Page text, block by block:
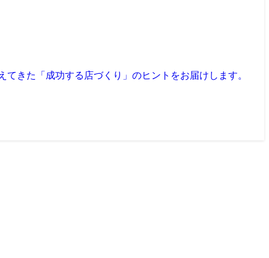
きた「成功する店づくり」のヒントをお届けします。